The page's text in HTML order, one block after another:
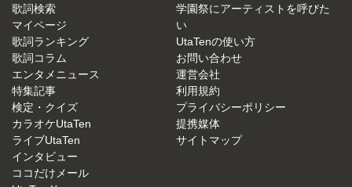
歌詞検索
マイページ
歌詞ランキング
歌詞コラム
エンタメニュース
特集記事
検定・クイズ
カラオケUtaTen
ライブUtaTen
インタビュー
ココだけメール
学園祭にアーティストを呼びた
い
UtaTenの使い方
お問い合わせ
運営会社
利用規約
プライバシーポリシー
提携媒体
サイトマップ